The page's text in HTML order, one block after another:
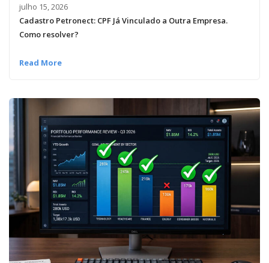
julho 15, 2026
Cadastro Petronect: CPF Já Vinculado a Outra Empresa.
Como resolver?
Read More